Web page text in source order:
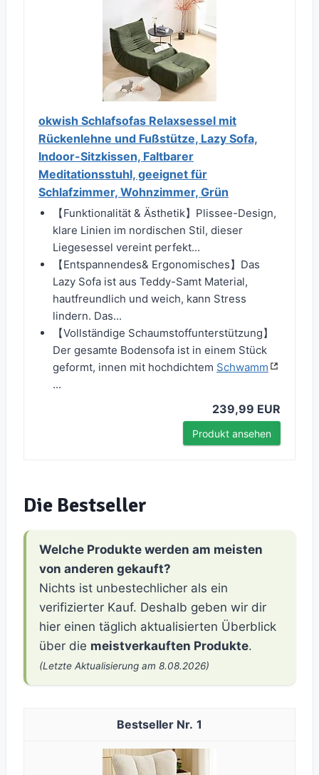
okwish Schlafsofas Relaxsessel mit
Rückenlehne und Fußstütze, Lazy Sofa,
Indoor-Sitzkissen, Faltbarer
Meditationsstuhl, geeignet für
Schlafzimmer, Wohnzimmer, Grün
【Funktionalität & Ästhetik】Plissee-Design,
klare Linien im nordischen Stil, dieser
Liegesessel vereint perfekt...
【Entspannendes& Ergonomisches】Das
Lazy Sofa ist aus Teddy-Samt Material,
hautfreundlich und weich, kann Stress
lindern. Das...
【Vollständige Schaumstoffunterstützung】
Der gesamte Bodensofa ist in einem Stück
geformt, innen mit hochdichtem Schwamm
...
239,99 EUR
Produkt ansehen
Die Bestseller
Welche Produkte werden am meisten
von anderen gekauft?
Nichts ist unbestechlicher als ein
verifizierter Kauf. Deshalb geben wir dir
hier einen täglich aktualisierten Überblick
über die meistverkauften Produkte.
(Letzte Aktualisierung am 8.08.2026)
1